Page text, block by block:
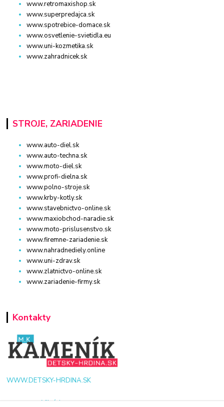
www.retromaxishop.sk
www.superpredajca.sk
www.spotrebice-domace.sk
www.osvetlenie-svietidla.eu
www.uni-kozmetika.sk
www.zahradnicek.sk
STROJE, ZARIADENIE
www.auto-diel.sk
www.auto-techna.sk
www.moto-diel.sk
www.profi-dielna.sk
www.polno-stroje.sk
www.krby-kotly.sk
www.stavebnictvo-online.sk
www.maxiobchod-naradie.sk
www.moto-prislusenstvo.sk
www.firemne-zariadenie.sk
www.nahradnediely.online
www.uni-zdrav.sk
www.zlatnictvo-online.sk
www.zariadenie-firmy.sk
Kontakty
WWW.DETSKY-HRDINA.SK
Viktória